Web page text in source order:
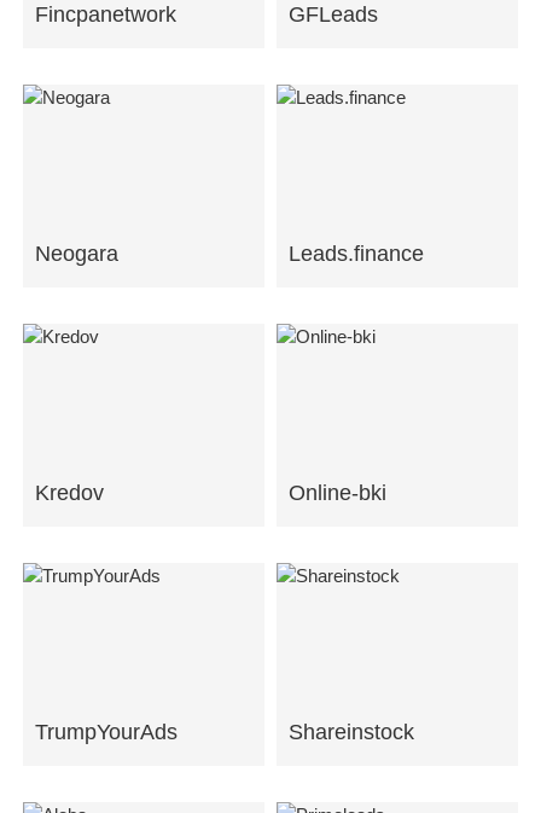
Fincpanetwork GFLeads
Neogara Leads.finance
Kredov Online-bki
TrumpYourAds Shareinstock